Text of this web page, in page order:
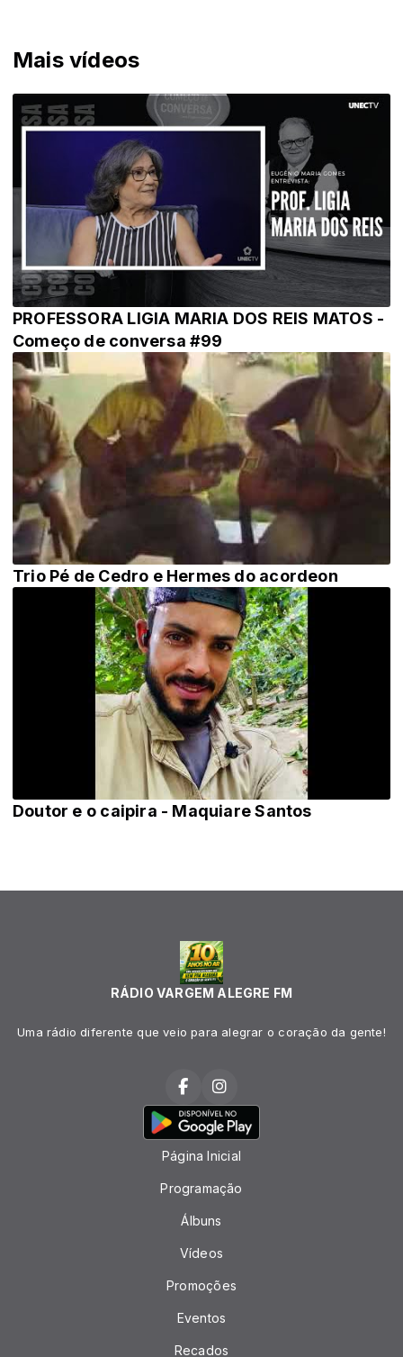
Mais vídeos
PROFESSORA LIGIA MARIA DOS REIS MATOS -
Começo de conversa #99
Trio Pé de Cedro e Hermes do acordeon
Doutor e o caipira - Maquiare Santos
RÁDIO VARGEM ALEGRE FM
Uma rádio diferente que veio para alegrar o coração da gente!
Página Inicial
Programação
Álbuns
Vídeos
Promoções
Eventos
Recados